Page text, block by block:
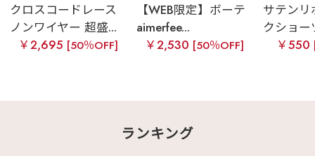
クロスコードレース
ノンワイヤー 超盛...
￥2,695 [50％OFF]
【WEB限定】ボーテ
aimerfee...
￥2,530 [50％OFF]
サテンリ
クショー
￥550
ランキング